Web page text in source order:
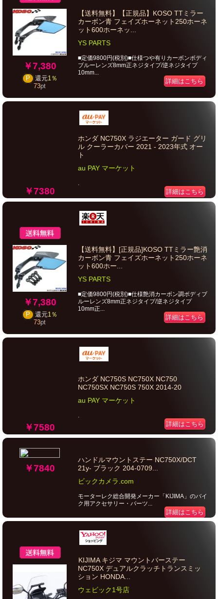
￥7,380
P 還元1％
73pt
【送料無料】【正規品】KOSO TTミラー
カーボン青 フェイズホーネット250ホーネ
ット600ホーネッ...
YS PARTS
■定価9800円(税別)■仕様つや有りカーボンボディ
ブルーレンズ8mm正ネジタイプ/逆ネジタイプ
10mm...
詳細はこちら
￥7380
ホンダ NC750X ラジエーター ガード グリ
ル クーラーカバー 2021 - 2023年式 オー
ト
au PAY マーケット
.
詳細はこちら
￥7,380
P 還元1％
73pt
【送料無料】[正規品]KOSO TTミラー艶消
カーボン青 フェイズホーネット250ホーネ
ット600ホー...
YS PARTS
■定価9800円(税別)■仕様艶消カーボン調ボディブ
ルーレンズ8mm正ネジタイプ/逆ネジタイプ
10mm正...
詳細はこちら
￥7580
ホンダ NC750S NC750X NC750
NC750SX NC750S 750X 2014-20
au PAY マーケット
.
詳細はこちら
￥7840
ハンドルマウントステー NC750X/DCT
21y- ブラック 204-0709...
ビックカメラ.com
モーターレク総合開発メーカー「KIJIMA」のバイ
ク用アクセサリー・パーツ...
詳細はこちら
KIJIMA キジマ マウントバーステー
NC750X デュアルクラッチトランスミッ
ション HONDA...
ウェビック1号店